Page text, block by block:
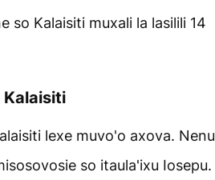
so Kalaisiti muxali la lasilili 14
Kalaisiti
lexe muvo'o axova. Nenu
so itaula'ixu Iosepu.